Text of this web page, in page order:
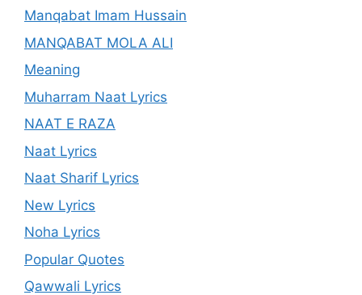
Manqabat Imam Hussain
MANQABAT MOLA ALI
Meaning
Muharram Naat Lyrics
NAAT E RAZA
Naat Lyrics
Naat Sharif Lyrics
New Lyrics
Noha Lyrics
Popular Quotes
Qawwali Lyrics